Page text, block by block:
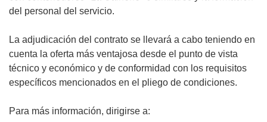
del personal del servicio.
La adjudicación del contrato se llevará a cabo teniendo en
cuenta la oferta más ventajosa desde el punto de vista
técnico y económico y de conformidad con los requisitos
específicos mencionados en el pliego de condiciones.
Para más información, dirigirse a: